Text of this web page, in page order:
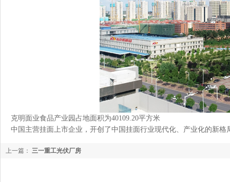
克明面业食品产业园占地面积为40109.20平方米
中国主营挂面上市企业，开创了中国挂面行业现代化、产业化的新格
上一篇： 三一重工光伏厂房